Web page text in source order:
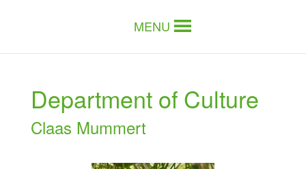
MENU
Department of Culture
Claas Mummert